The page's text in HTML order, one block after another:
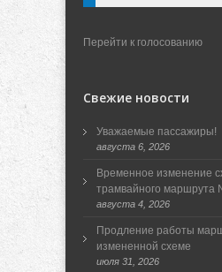
Перейти к голосованию
Свежие новости
Уважаемые пассажиры!
августа 6, 2026
Временное изменение
трамвайного маршрута
августа 4, 2026
Продление работы
измененной схеме
июля 31, 2026